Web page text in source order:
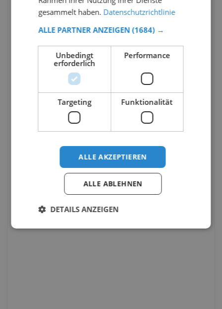
gesammelt haben. Datenschutzrichtlinie
ALLE PARTNER ANZEIGEN (1684) →
Unbedingt
erforderlich
Performance
Targeting Funktionalität
ALLE AKZEPTIEREN
ALLE ABLEHNEN
DETAILS ANZEIGEN